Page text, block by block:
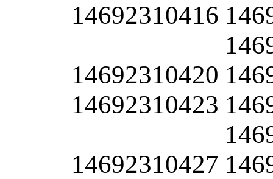
14692310416
14692310420
14692310423
14692310427